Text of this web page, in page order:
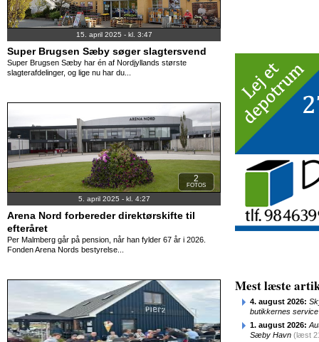
15. april 2025 - kl. 3:47
Super Brugsen Sæby søger slagtersvend
Super Brugsen Sæby har én af Nordjyllands største
slagterafdelinger, og lige nu har du...
5. april 2025 - kl. 4:27
2
FOTOS
Arena Nord forbereder direktørskifte til
efteråret
Per Malmberg går på pension, når han fylder 67 år i 2026.
Fonden Arena Nords bestyrelse...
Mest læste
4. august 2026:
butikkernes service
1. august 2026:
Sæby Havn (læst